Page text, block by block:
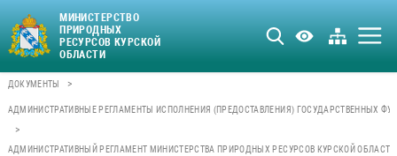
МИНИСТЕРСТВО
ПРИРОДНЫХ
РЕСУРСОВ КУРСКОЙ
ОБЛАСТИ
ДОКУМЕНТЫ >
АДМИНИСТРАТИВНЫЕ РЕГЛАМЕНТЫ ИСПОЛНЕНИЯ (ПРЕДОСТАВЛЕНИЯ) ГОСУДАРСТВЕННЫХ
>
АДМИНИСТРАТИВНЫЙ РЕГЛАМЕНТ МИНИСТЕРСТВА ПРИРОДНЫХ РЕСУРСОВ КУРСКОЙ